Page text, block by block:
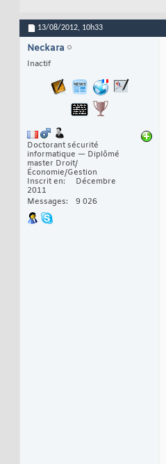
13/08/2012, 10h33
Neckara
Inactif
Doctorant sécurité
informatique — Diplômé
master Droit/
Économie/Gestion
Inscrit en
Décembre
2011
Messages
9 026